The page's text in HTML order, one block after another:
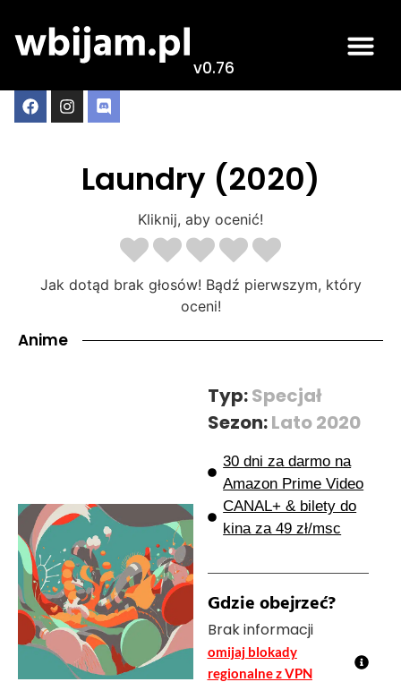
v0.76
Laundry (2020)
Kliknij, aby ocenić!
Jak dotąd brak głosów! Bądź pierwszym, który
oceni!
Anime
Typ:Specjał
Sezon:Lato 2020
30 dni za darmo na
Amazon Prime Video
CANAL+ & bilety do
kina za 49 zł/msc
Gdzie obejrzeć?
Brak informacji
omijaj blokady
regionalne z VPN